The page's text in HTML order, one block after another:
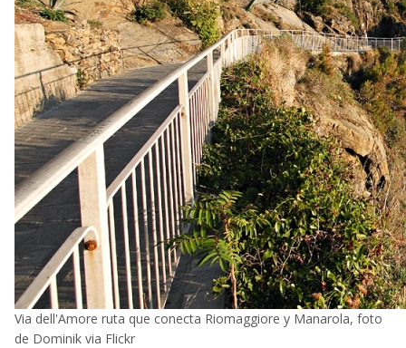
Via dell'Amore ruta que conecta Riomaggiore y Manarola, foto
de Dominik via Flickr